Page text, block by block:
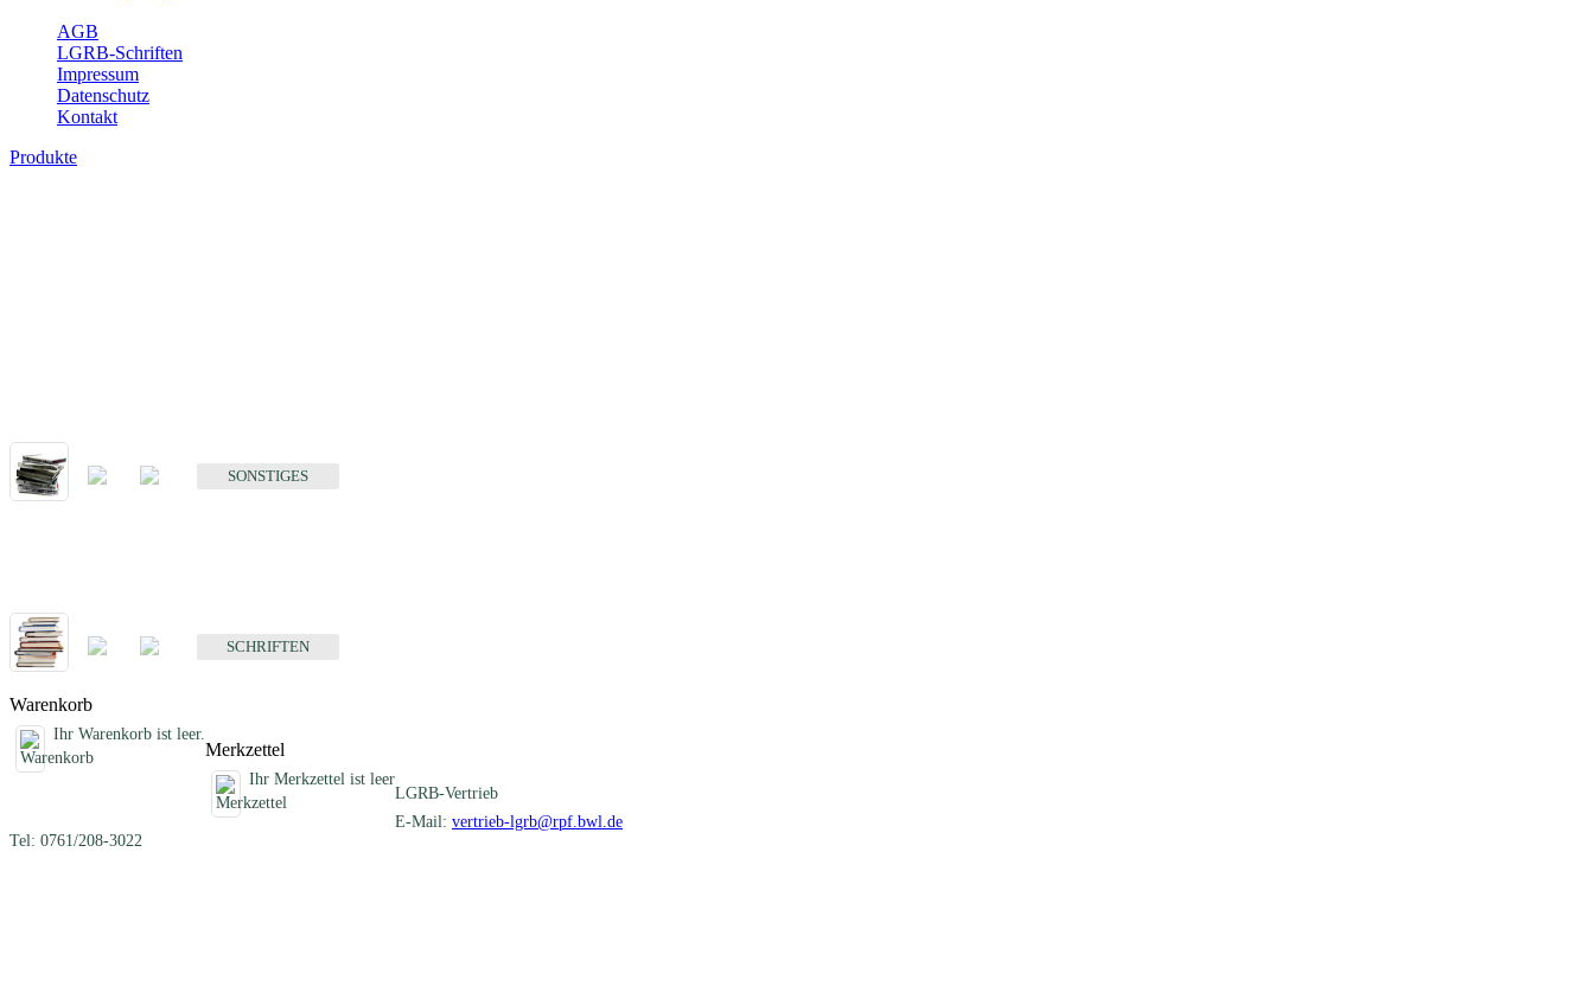
AGB
LGRB-Schriften
Impressum
Datenschutz
Kontakt
Produkte
SONSTIGES
SCHRIFTEN
Warenkorb
Ihr Warenkorb ist leer.
Merkzettel
Ihr Merkzettel ist leer
LGRB-Vertrieb
E-Mail: vertrieb-lgrb@rpf.bwl.de
Tel: 0761/208-3022